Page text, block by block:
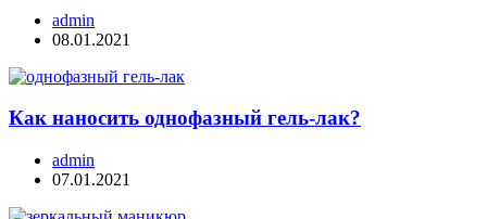
admin
08.01.2021
Как наносить однофазный гель-лак?
admin
07.01.2021